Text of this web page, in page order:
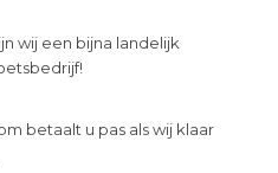
wij een bijna landelijk
betaalt u pas als wij klaar